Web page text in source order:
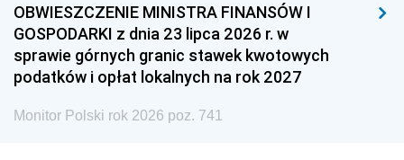
OBWIESZCZENIE MINISTRA FINANSÓW I
GOSPODARKI z dnia 23 lipca 2026 r. w
sprawie górnych granic stawek kwotowych
podatków i opłat lokalnych na rok 2027
Monitor Polski rok 2026 poz. 741